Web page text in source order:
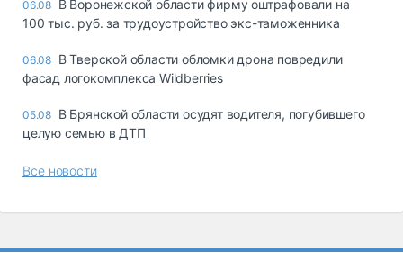
06.08
В Воронежской области фирму оштрафовали на
100 тыс. руб. за трудоустройство экс-таможенника
06.08 В Тверской области обломки дрона повредили
фасад логокомплекса Wildberries
05.08 В Брянской области осудят водителя, погубившего
целую семью в ДТП
Все новости